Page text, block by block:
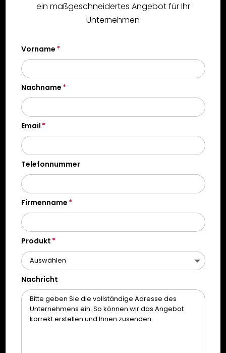
ein maßgeschneidertes Angebot für Ihr
Unternehmen
Vorname
Nachname
Email
Telefonnummer
Firmenname
Produkt
Nachricht